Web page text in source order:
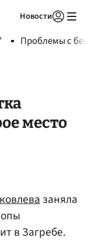
Новости
Проблемы с
место
заняла
в Загребе.